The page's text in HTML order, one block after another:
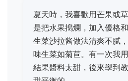
夏天時，我喜歡用芒果或
是把水果搗爛，加入優格
生菜沙拉酱做法清爽不膩
味生菜如菊苣。有一次我
結果醬料太甜，後來學到